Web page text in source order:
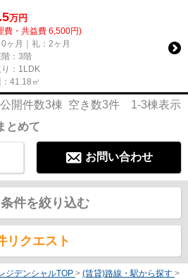
万円
費・共益費 6,500円)
0ヶ月｜礼：2ヶ月
階：3階
り：1LDK
41.18㎡
開件数3棟 空き数3件 1-3棟表示
とめて
お問い合わせ
件を絞り込む
リクエスト
ジデンシャルTOP > (賃貸)路線・駅から探す >